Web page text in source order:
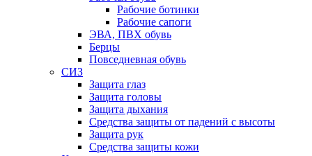
Рабочие ботинки
Рабочие сапоги
ЭВА, ПВХ обувь
Берцы
Повседневная обувь
СИЗ
Защита глаз
Защита головы
Защита дыхания
Средства защиты от падений с высоты
Защита рук
Средства защиты кожи